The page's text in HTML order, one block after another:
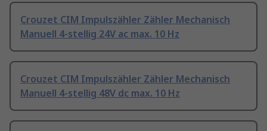
Crouzet CIM Impulszähler Zähler Mechanisch
Manuell 4-stellig 24V ac max. 10 Hz
Crouzet CIM Impulszähler Zähler Mechanisch
Manuell 4-stellig 48V dc max. 10 Hz